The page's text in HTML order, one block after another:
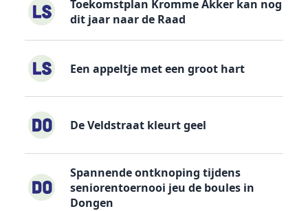
Toekomstplan Kromme Akker kan nog
dit jaar naar de Raad
Een appeltje met een groot hart
De Veldstraat kleurt geel
Spannende ontknoping tijdens
seniorentoernooi jeu de boules in
Dongen